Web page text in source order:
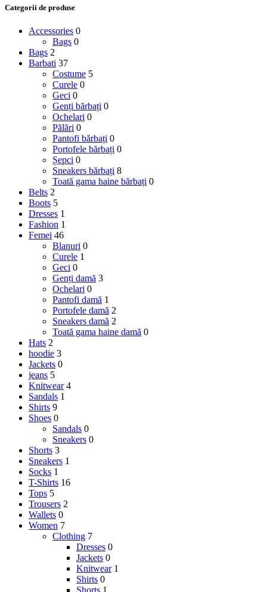
Categorii de produse
Accessories 0
Bags 0
Bags 2
Barbati 37
Costume 5
Curele 0
Geci 0
Genți bărbați 0
Ochelari 0
Pălări 0
Pantofi bărbați 0
Portofele bărbați 0
Șepci 0
Sneakers bărbați 8
Toată gama haine bărbați 0
Belts 2
Boots 5
Dresses 1
Fashion 1
Femei 46
Blanuri 0
Curele 1
Geci 0
Genți damă 3
Ochelari 0
Pantofi damă 1
Portofele damă 2
Sneakers damă 2
Toată gama haine damă 0
Hats 2
hoodie 3
Jackets 0
jeans 5
Knitwear 4
Sandals 1
Shirts 9
Shoes 0
Sandals 0
Sneakers 0
Shorts 3
Sneakers 1
Socks 1
T-Shirts 16
Tops 5
Trousers 2
Wallets 0
Women 7
Clothing 7
Dresses 0
Jackets 0
Knitwear 1
Shirts 0